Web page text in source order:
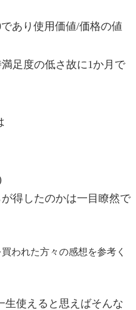
あり使用価値/価格の値
足度の低さ故に1か月で
得したのかは一目瞭然で
われた方々の感想を参考く
生使えると思えばそんな